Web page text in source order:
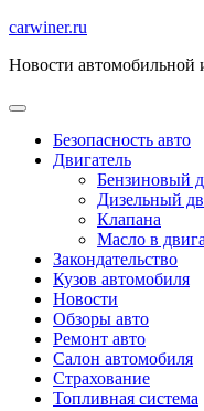
Перейти
содержимому
carwiner.ru
Новости автомобильной
Безопасность авто
Двигатель
Бензиновый
Дизельный
Клапана
Масло в
Закондательство
Кузов автомобиля
Новости
Обзоры авто
Ремонт авто
Салон автомобиля
Страхование
Топливная система